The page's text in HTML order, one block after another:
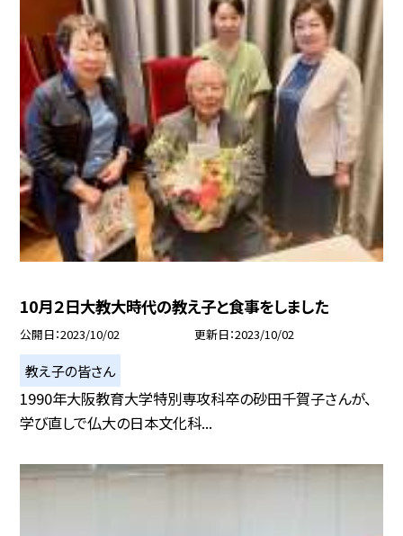
10月２日大教大時代の教え子と食事をしました
公開日 2023/10/02 更新日 2023/10/02
教え子の皆さん
1990年大阪教育大学特別専攻科卒の砂田千賀子さんが、
学び直しで仏大の日本文化科...